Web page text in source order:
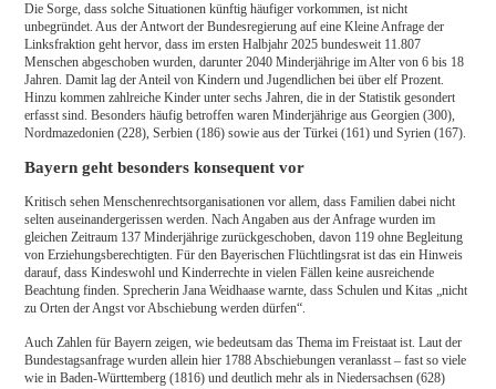
Die Sorge, dass solche Situationen künftig häufiger vorkommen, ist nicht
unbegründet. Aus der Antwort der Bundesregierung auf eine Kleine Anfrage der
Linksfraktion geht hervor, dass im ersten Halbjahr 2025 bundesweit 11.807
Menschen abgeschoben wurden, darunter 2040 Minderjährige im Alter von 6 bis 18
Jahren. Damit lag der Anteil von Kindern und Jugendlichen bei über elf Prozent.
Hinzu kommen zahlreiche Kinder unter sechs Jahren, die in der Statistik gesondert
erfasst sind. Besonders häufig betroffen waren Minderjährige aus Georgien (300),
Nordmazedonien (228), Serbien (186) sowie aus der Türkei (161) und Syrien (167).
Bayern geht besonders konsequent vor
Kritisch sehen Menschenrechtsorganisationen vor allem, dass Familien dabei nicht
selten auseinandergerissen werden. Nach Angaben aus der Anfrage wurden im
gleichen Zeitraum 137 Minderjährige zurückgeschoben, davon 119 ohne Begleitung
von Erziehungsberechtigten. Für den Bayerischen Flüchtlingsrat ist das ein Hinweis
darauf, dass Kindeswohl und Kinderrechte in vielen Fällen keine ausreichende
Beachtung finden. Sprecherin Jana Weidhaase warnte, dass Schulen und Kitas „nicht
zu Orten der Angst vor Abschiebung werden dürfen“.
Auch Zahlen für Bayern zeigen, wie bedeutsam das Thema im Freistaat ist. Laut der
Bundestagsanfrage wurden allein hier 1788 Abschiebungen veranlasst – fast so viele
wie in Baden-Württemberg (1816) und deutlich mehr als in Niedersachsen (628)